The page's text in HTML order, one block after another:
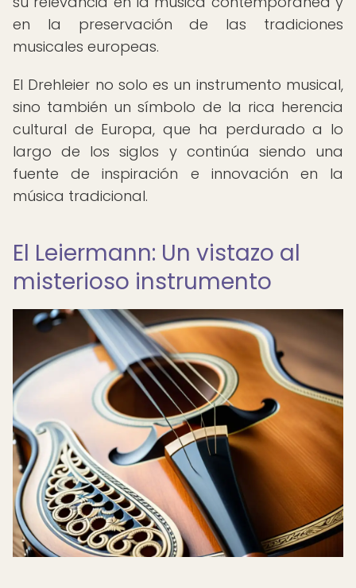
en la preservación de las tradiciones
musicales europeas.
El Drehleier no solo es un instrumento musical,
sino también un símbolo de la rica herencia
cultural de Europa, que ha perdurado a lo
largo de los siglos y continúa siendo una
fuente de inspiración e innovación en la
música tradicional.
El Leiermann: Un vistazo al
misterioso instrumento